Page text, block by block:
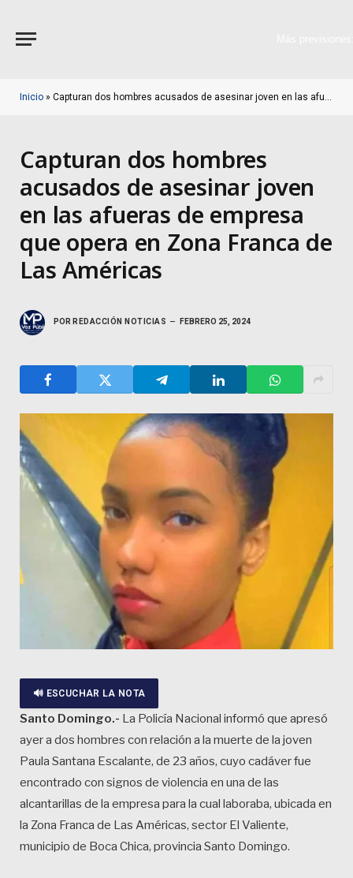
Inicio » Capturan dos hombres acusados de asesinar joven en las afueras de empresa que opera en Zona Franca de Las Américas
Capturan dos hombres
acusados de asesinar joven
en las afueras de empresa
que opera en Zona Franca de
Las Américas
POR REDACCIÓN NOTICIAS FEBRERO 25, 2024
🔊 ESCUCHAR LA NOTA
Santo Domingo.- La Policía Nacional informó que apresó
ayer a dos hombres con relación a la muerte de la joven
Paula Santana Escalante, de 23 años, cuyo cadáver fue
encontrado con signos de violencia en una de las
alcantarillas de la empresa para la cual laboraba, ubicada en
la Zona Franca de Las Américas, sector El Valiente,
municipio de Boca Chica, provincia Santo Domingo.